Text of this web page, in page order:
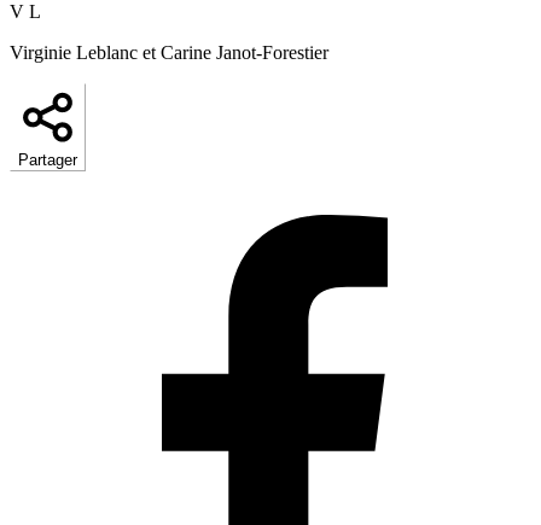
V L
Virginie Leblanc et Carine Janot-Forestier
Partager